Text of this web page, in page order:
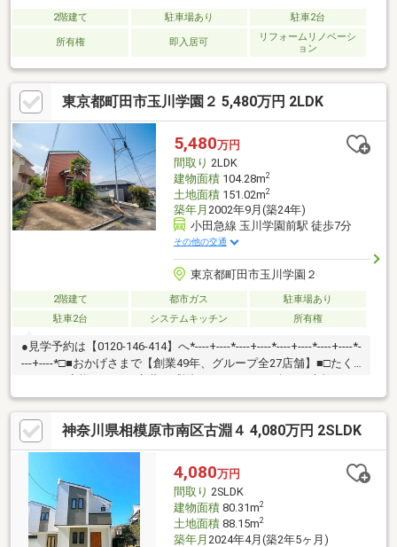
2階建て 駐車場あり 駐車2台
所有権 即入居可
リフォームリノベーシ
ョン
東京都町田市玉川学園２ 5,480万円 2LDK
5,480万円
間取り 2LDK
建物面積104.28m2
土地面積151.02m2
築年月 2002年9月(築24年)
小田急線 玉川学園前駅 徒歩7分
その他の交通
東京都町田市玉川学園２
2階建て 都市ガス
駐車場あり
駐車2台
システムキッチン 所有権
●見学予約は【0120-146-414】へ*----+----*----+----*----+----*----+----*-
---+----*□■おかげさまで【創業49年、グループ全27店舗】■□たく
家探しをお約束します。お家探しを始めてみようと思われたらま
ずは、お気軽に東宝ハウス町田に相談してみませんか？何も決ま
っていなくて大丈夫！まずはお客様の夢をお聞かせください！
「行って良かったね」と思っていただけるように、スタッフ一同
【夢に人に住まいに本気です！】お客様のお問合せをお待ちして
おります☆
神奈川県相模原市南区古淵４ 4,080万円 2SLDK
4,080万円
間取り 2SLDK
建物面積80.31m2
土地面積88.15m2
築年月 2024年4月(築2年5ヶ月)